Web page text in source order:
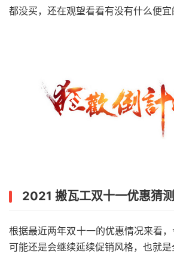
都没买，还在观望看看有没有什么便宜
2021 搬瓦工双十一优惠猜测
根据最近两年双十一的优惠情况来看
可能还是会继续延续促销风格，也就是